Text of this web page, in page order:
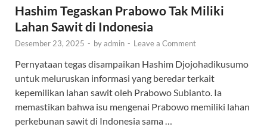
Hashim Tegaskan Prabowo Tak Miliki
Lahan Sawit di Indonesia
Desember 23, 2025 - byadmin - Leave a Comment
Pernyataan tegas disampaikan Hashim Djojohadikusumo
untuk meluruskan informasi yang beredar terkait
kepemilikan lahan sawit oleh Prabowo Subianto. Ia
memastikan bahwa isu mengenai Prabowo memiliki lahan
perkebunan sawit di Indonesia sama …